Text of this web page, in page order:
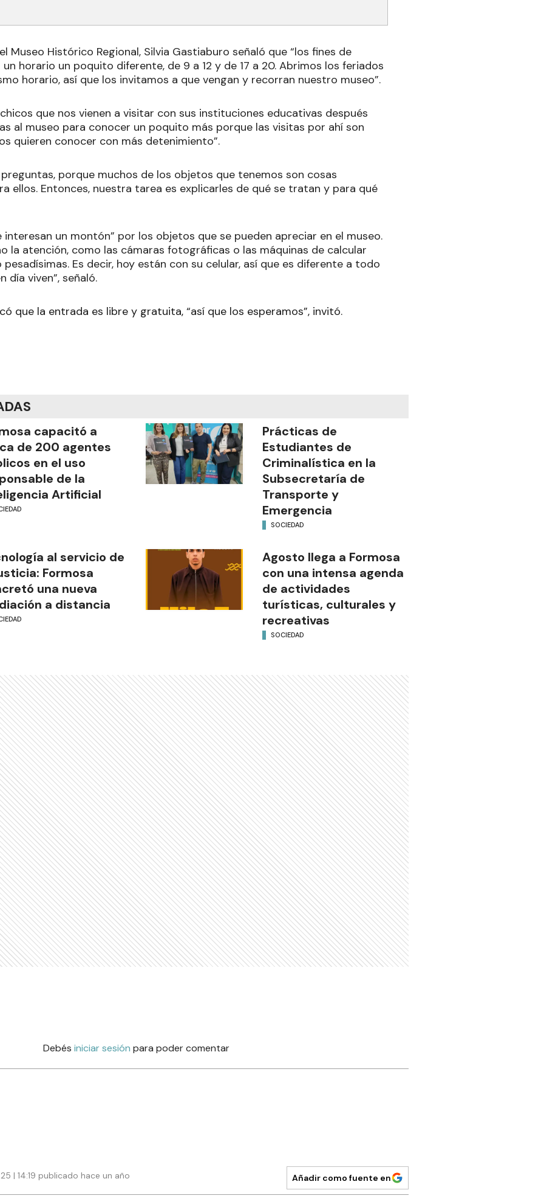
Museo Histórico Regional, Silvia Gastiaburo señaló que “los fines de
horario un poquito diferente, de 9 a 12 y de 17 a 20. Abrimos los feriados
horario, así que los invitamos a que vengan y recorran nuestro museo”.
que nos vienen a visitar con sus instituciones educativas después
al museo para conocer un poquito más porque las visitas por ahí son
quieren conocer con más detenimiento”.
preguntas, porque muchos de los objetos que tenemos son cosas
ellos. Entonces, nuestra tarea es explicarles de qué se tratan y para qué
interesan un montón” por los objetos que se pueden apreciar en el museo.
la atención, como las cámaras fotográficas o las máquinas de calcular
Es decir, hoy están con su celular, así que es diferente a todo
día viven”, señaló.
que la entrada es libre y gratuita, “así que los esperamos”, invitó.
capacitó a
de 200 agentes
en el uso
de la
Artificial
Prácticas de
Estudiantes de
Criminalística en la
Subsecretaría de
Transporte y
Emergencia
SOCIEDAD
al servicio de
Formosa
una nueva
a distancia
Agosto llega a Formosa
con una intensa agenda
de actividades
turísticas, culturales y
recreativas
SOCIEDAD
Debés iniciar sesión para poder comentar
| 14:19 publicado hace un año Añadir como fuente en